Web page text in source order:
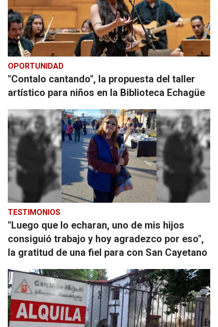
OPORTUNIDAD
"Contalo cantando", la propuesta del taller
artístico para niños en la Biblioteca Echagüe
TESTIMONIOS
"Luego que lo echaran, uno de mis hijos
consiguió trabajo y hoy agradezco por eso",
la gratitud de una fiel para con San Cayetano